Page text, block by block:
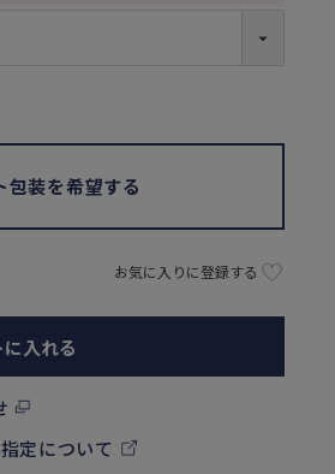
包装を希望する
お気に入りに登録する
に入れる
定について